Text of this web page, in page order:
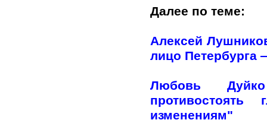
Далее по теме:
Алексей
лицо Петербурга
Любовь
противостоять
изменениям"